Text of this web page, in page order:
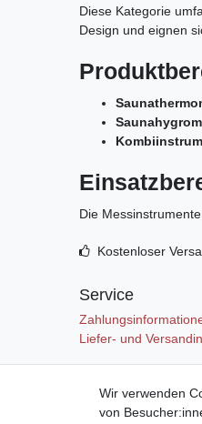
Diese Kategorie
Design und eignen
Die
Kostenloser
Service
Liefer- und
Mein Konto
Registrieren
Wir verwenden
von